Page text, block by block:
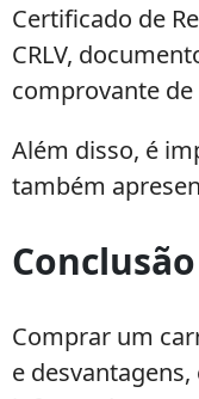
Certificado de
CRLV,
comprovante de
Além disso, é
também
Conclusão
Comprar um
e